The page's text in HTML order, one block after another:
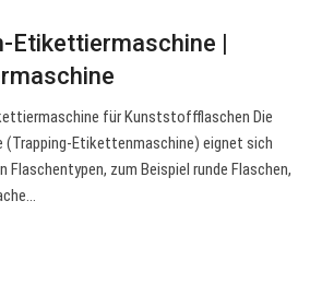
Etikettiermaschine |
für Kunststoffflaschen Die
Etikettenmaschine) eignet sich
Flaschentypen, zum Beispiel runde Flaschen,